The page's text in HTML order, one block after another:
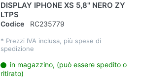
DISPLAY IPHONE XS 5,8'' NERO ZY
LTPS
Codice RC235779
* Prezzi IVA inclusa, più spese di
spedizione
in magazzino, (può essere spedito o
ritirato)